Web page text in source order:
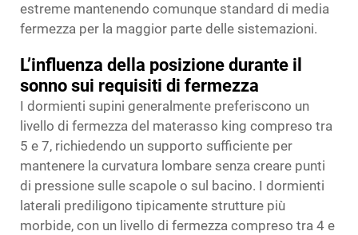
estreme mantenendo comunque standard di media
fermezza per la maggior parte delle sistemazioni.
L’influenza della posizione durante il
sonno sui requisiti di fermezza
I dormienti supini generalmente preferiscono un
livello di fermezza del materasso king compreso tra
5 e 7, richiedendo un supporto sufficiente per
mantenere la curvatura lombare senza creare punti
di pressione sulle scapole o sul bacino. I dormienti
laterali prediligono tipicamente strutture più
morbide, con un livello di fermezza compreso tra 4 e